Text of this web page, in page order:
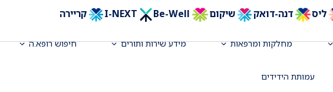
ליס דנה-דואק שיקום Be-Well קריירה
מחלקות ומרפאות מידע שירות ותורים חיפוש רופא.ה
עמותת הידידים